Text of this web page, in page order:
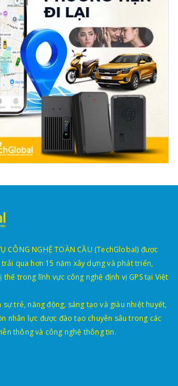
CÔNG NGHỆ TOÀN CẦU (TechGlobal) được
qua hơn 15 năm xây dựng và phát triển,
trong lĩnh vực công nghệ định vị GPS tại Việt
sự trẻ, năng động, sáng tạo và giàu nhiệt huyết,
nhân lực được đào tạo chuyên sâu trong các
thông và công nghệ thông tin.